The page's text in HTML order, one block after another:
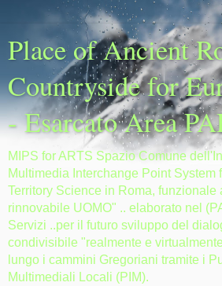
Place of Ancient
Countryside for
- Esarcato Area
MIPS for ARTS Spazio Comune
Multimedia Interchange Point System
Territory Science in Roma, funzionale
rinnovabile UOMO" .. elaborato nel
Servizi ..per il futuro sviluppo del
condivisibile "realmente e
lungo i cammini Gregoriani tramite i
Multimediali Locali (PIM).